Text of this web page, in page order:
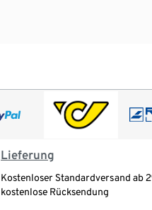
Lieferung
Kostenloser Standardversand ab
kostenlose Rücksendung